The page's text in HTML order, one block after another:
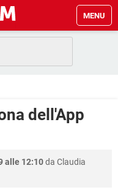
MENU
10
dell'App
alle 12:10da Claudia